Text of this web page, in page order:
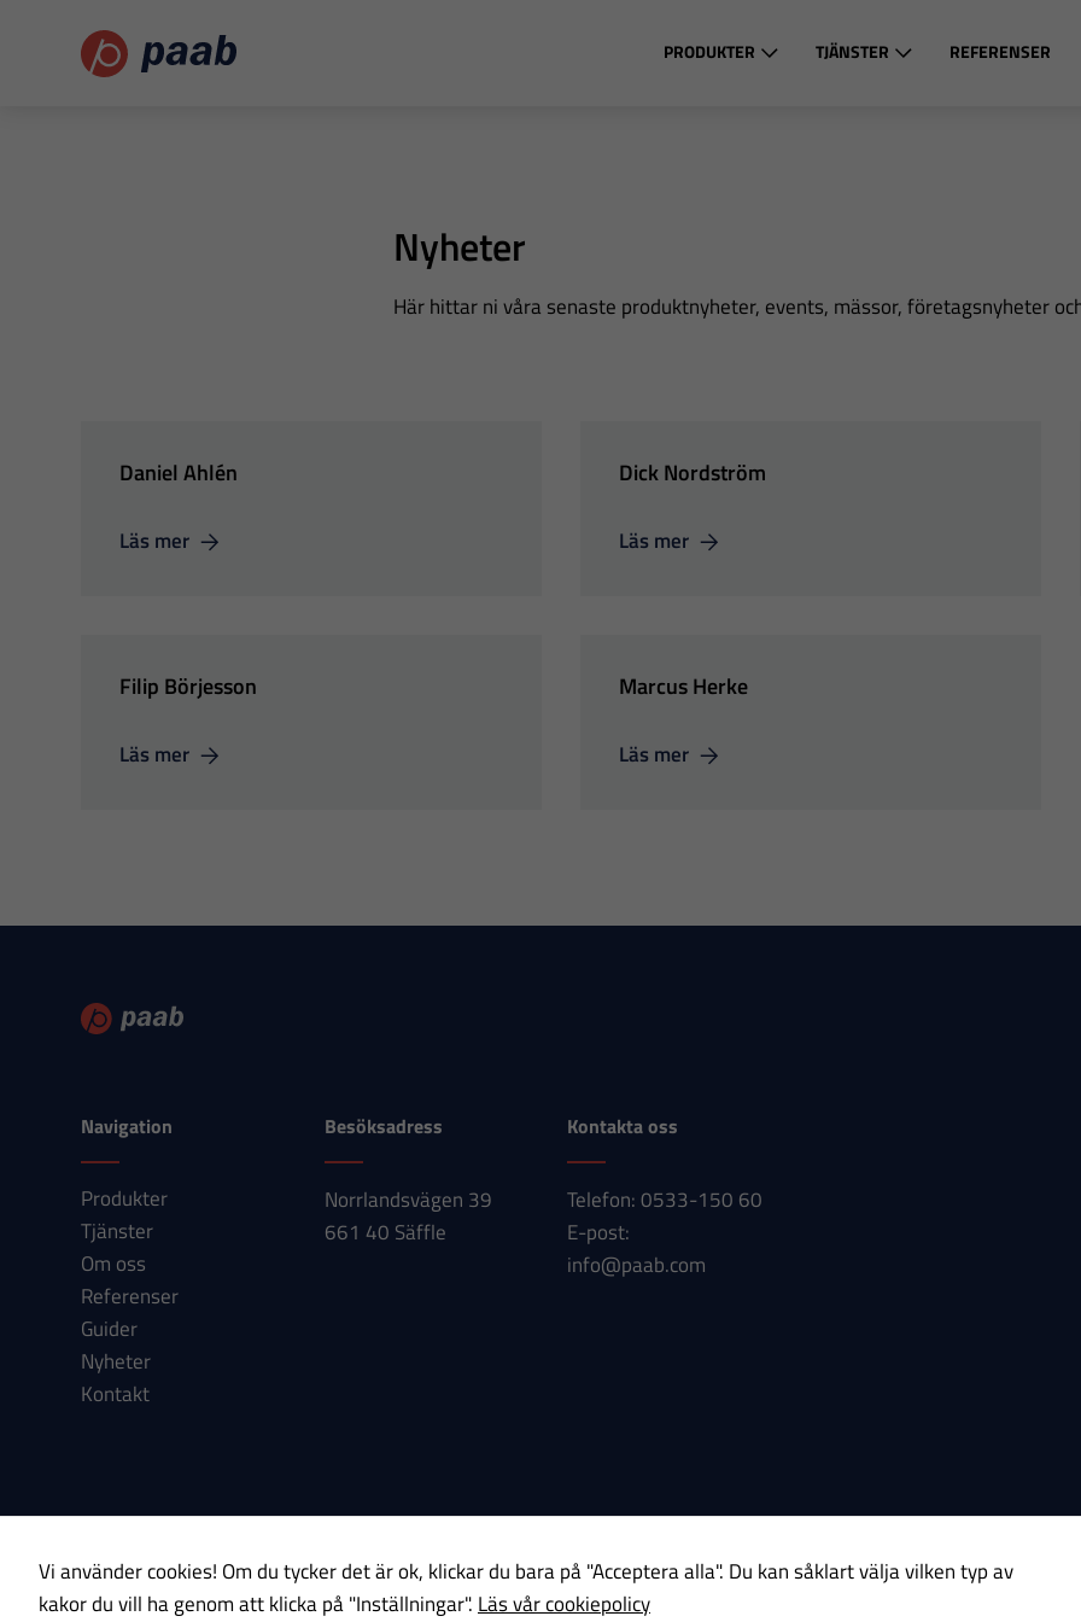
PRODUKTER TJÄNSTER REFERENSER
Nyheter
Här hittar ni våra senaste produktnyheter, events, mässor, företagsnyheter
Daniel Ahlén
Läs mer
Dick Nordström
Läs mer
Filip Börjesson
Läs mer
Marcus Herke
Läs mer
Navigation
Produkter
Tjänster
Om oss
Referenser
Guider
Nyheter
Kontakt
Besöksadress
Norrlandsvägen 39
661 40 Säffle
Kontakta oss
Telefon: 0533-150 60
E-post:
info@paab.com
Om cookies Integritetspolicy
Vi använder cookies! Om du tycker det är ok, klickar du bara på "Acceptera alla". Du kan såklart välja vilken typ av
kakor du vill ha genom att klicka på "Inställningar". Läs vår cookiepolicy